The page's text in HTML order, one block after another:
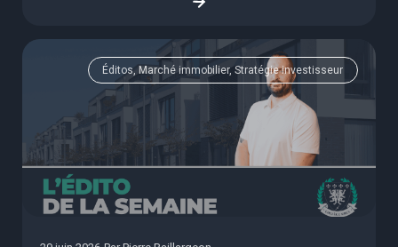
Éditos, Marché immobilier, Stratégie investisseur